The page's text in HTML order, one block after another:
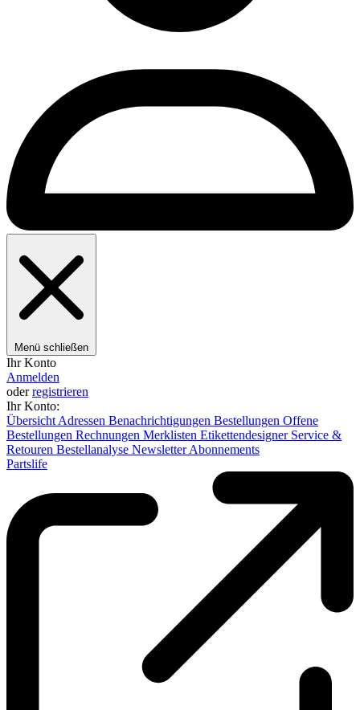
Menü schließen
Ihr Konto
Anmelden
oderregistrieren
Ihr Konto:
Übersicht Adressen Benachrichtigungen Bestellungen Offene
Bestellungen Rechnungen Merklisten Etikettendesigner Service &
Retouren Bestellanalyse NewsletterAbonnements
Partslife